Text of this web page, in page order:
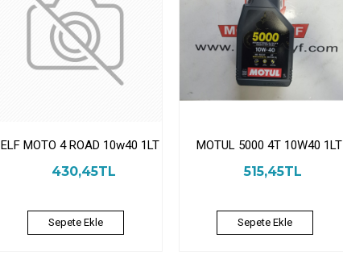
ELF MOTO 4 ROAD 10w40 1LT
430,45TL
Sepete Ekle
MOTUL 5000 4T 10W40 1LT
515,45TL
Sepete Ekle